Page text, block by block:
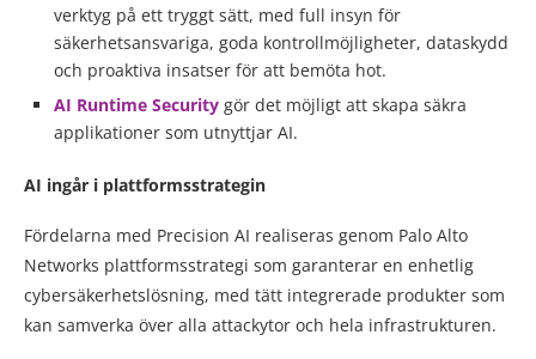
verktyg på ett tryggt sätt, med full insyn för
säkerhetsansvariga, goda kontrollmöjligheter, dataskydd
och proaktiva insatser för att bemöta hot.
AI Runtime Security gör det möjligt att skapa säkra
applikationer som utnyttjar AI.
AI ingår i plattformsstrategin
Fördelarna med Precision AI realiseras genom Palo Alto
Networks plattformsstrategi som garanterar en enhetlig
cybersäkerhetslösning, med tätt integrerade produkter som
kan samverka över alla attackytor och hela infrastrukturen.